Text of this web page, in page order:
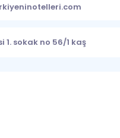
sokak no 56/1 kaş